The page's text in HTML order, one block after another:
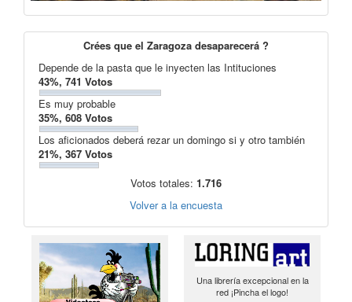
Crées que el Zaragoza desaparecerá ?
Depende de la pasta que le inyecten las Intituciones
43%, 741 Votos
Es muy probable
35%, 608 Votos
Los aficionados deberá rezar un domingo si y otro también
21%, 367 Votos
Votos totales: 1.716
Volver a la encuesta
Una librería excepcional en la
red ¡Pincha el logo!